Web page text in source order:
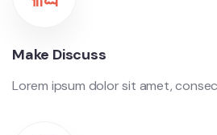
Make Discuss
Lorem ipsum dolor sit amet,